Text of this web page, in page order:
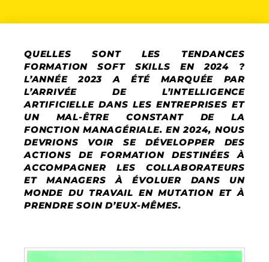
QUELLES SONT LES TENDANCES
FORMATION SOFT SKILLS EN 2024 ?
L’ANNÉE 2023 A ÉTÉ MARQUÉE PAR
L’ARRIVÉE DE L’INTELLIGENCE
ARTIFICIELLE DANS LES ENTREPRISES ET
UN MAL-ÊTRE CONSTANT DE LA
FONCTION MANAGÉRIALE. EN 2024, NOUS
DEVRIONS VOIR SE DÉVELOPPER DES
ACTIONS DE FORMATION DESTINÉES À
ACCOMPAGNER LES COLLABORATEURS
ET MANAGERS À ÉVOLUER DANS UN
MONDE DU TRAVAIL EN MUTATION ET À
PRENDRE SOIN D’EUX-MÊMES.